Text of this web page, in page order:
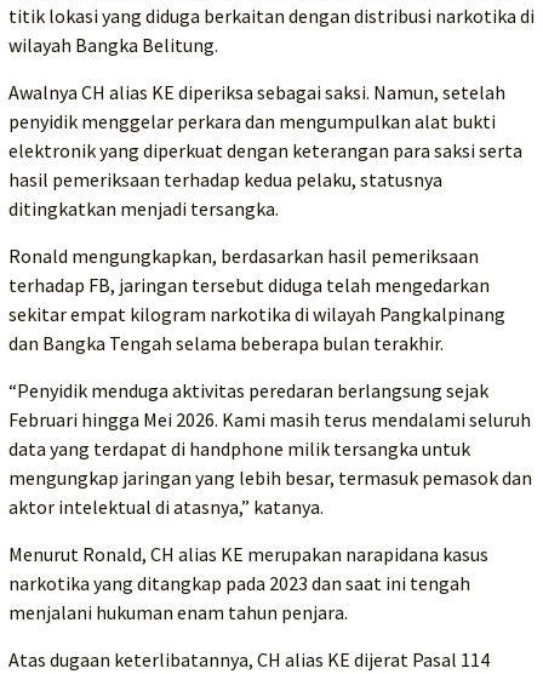
titik lokasi yang diduga berkaitan dengan distribusi narkotika di
wilayah Bangka Belitung.
Awalnya CH alias KE diperiksa sebagai saksi. Namun, setelah
penyidik menggelar perkara dan mengumpulkan alat bukti
elektronik yang diperkuat dengan keterangan para saksi serta
hasil pemeriksaan terhadap kedua pelaku, statusnya
ditingkatkan menjadi tersangka.
Ronald mengungkapkan, berdasarkan hasil pemeriksaan
terhadap FB, jaringan tersebut diduga telah mengedarkan
sekitar empat kilogram narkotika di wilayah Pangkalpinang
dan Bangka Tengah selama beberapa bulan terakhir.
“Penyidik menduga aktivitas peredaran berlangsung sejak
Februari hingga Mei 2026. Kami masih terus mendalami seluruh
data yang terdapat di handphone milik tersangka untuk
mengungkap jaringan yang lebih besar, termasuk pemasok dan
aktor intelektual di atasnya,” katanya.
Menurut Ronald, CH alias KE merupakan narapidana kasus
narkotika yang ditangkap pada 2023 dan saat ini tengah
menjalani hukuman enam tahun penjara.
Atas dugaan keterlibatannya, CH alias KE dijerat Pasal 114